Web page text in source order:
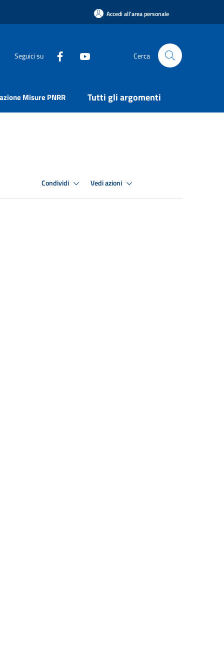
Accedi all'area personale
Seguici su Cerca
Misure PNRR Tutti gli argomenti
Condividi Vedi azioni